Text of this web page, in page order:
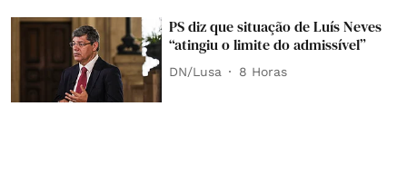
PS diz que situação de Luís Neves
“atingiu o limite do admissível”
DN/Lusa 8 Horas